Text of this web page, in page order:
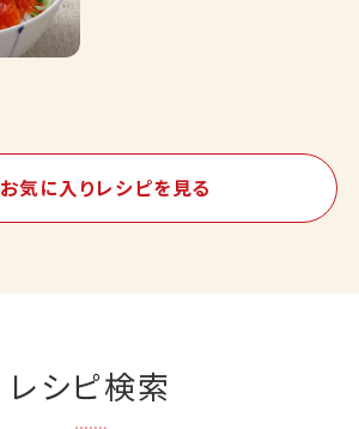
お気に入りレシピを見る
レシピ検索